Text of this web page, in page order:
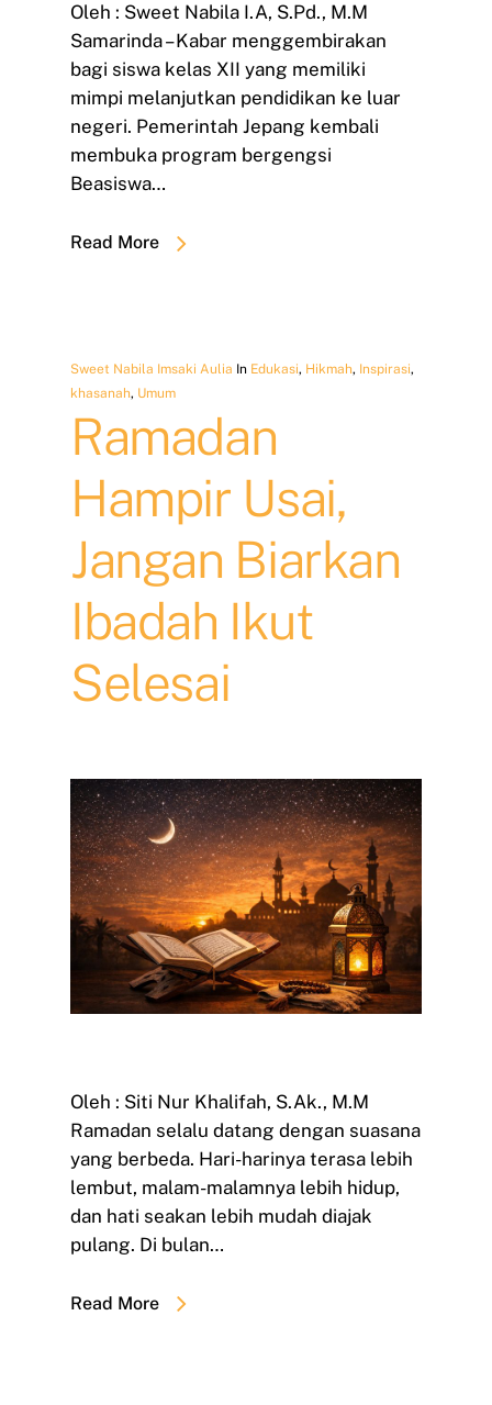
Oleh : Sweet Nabila I.A, S.Pd., M.M
Samarinda – Kabar menggembirakan
bagi siswa kelas XII yang memiliki
mimpi melanjutkan pendidikan ke luar
negeri. Pemerintah Jepang kembali
membuka program bergengsi
Beasiswa…
Read More
Sweet Nabila Imsaki Aulia In Edukasi, Hikmah, Inspirasi,
khasanah, Umum
Ramadan
Hampir Usai,
Jangan Biarkan
Ibadah Ikut
Selesai
Oleh : Siti Nur Khalifah, S.Ak., M.M
Ramadan selalu datang dengan suasana
yang berbeda. Hari-harinya terasa lebih
lembut, malam-malamnya lebih hidup,
dan hati seakan lebih mudah diajak
pulang. Di bulan…
Read More